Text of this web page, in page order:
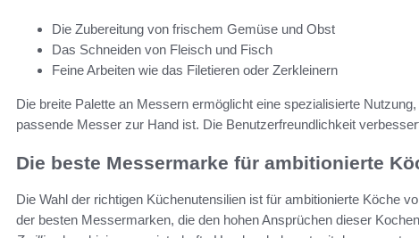
Die Zubereitung von frischem Gemüse und Obst
Das Schneiden von Fleisch und Fisch
Feine Arbeiten wie das Filetieren oder Zerkleinern
Die breite Palette an Messern ermöglicht eine spezialisierte
passende Messer zur Hand ist. Die Benutzerfreundlichkeit
Die beste Messermarke für ambitionierte
Die Wahl der richtigen Küchenutensilien ist für ambitionierte Köche
der besten Messermarken, die den hohen Ansprüchen dieser